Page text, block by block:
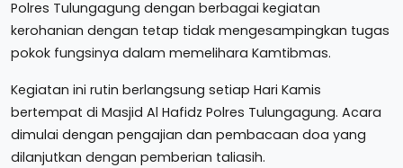
Polres Tulungagung dengan berbagai kegiatan
kerohanian dengan tetap tidak mengesampingkan tugas
pokok fungsinya dalam memelihara Kamtibmas.
Kegiatan ini rutin berlangsung setiap Hari Kamis
bertempat di Masjid Al Hafidz Polres Tulungagung. Acara
dimulai dengan pengajian dan pembacaan doa yang
dilanjutkan dengan pemberian taliasih.